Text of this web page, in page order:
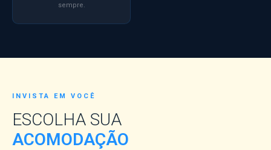
sempre.
INVISTA EM VOCÊ
ESCOLHA SUA
ACOMODAÇÃO